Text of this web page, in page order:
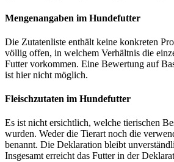
Mengenangaben im Hundefutter
Die Zutatenliste enthält keine konkreten
völlig offen, in welchem Verhältnis die
Futter vorkommen. Eine Bewertung auf
ist hier nicht möglich.
Fleischzutaten im Hundefutter
Es ist nicht ersichtlich, welche tierischen
wurden. Weder die Tierart noch die
benannt. Die Deklaration bleibt
Insgesamt erreicht das Futter in der